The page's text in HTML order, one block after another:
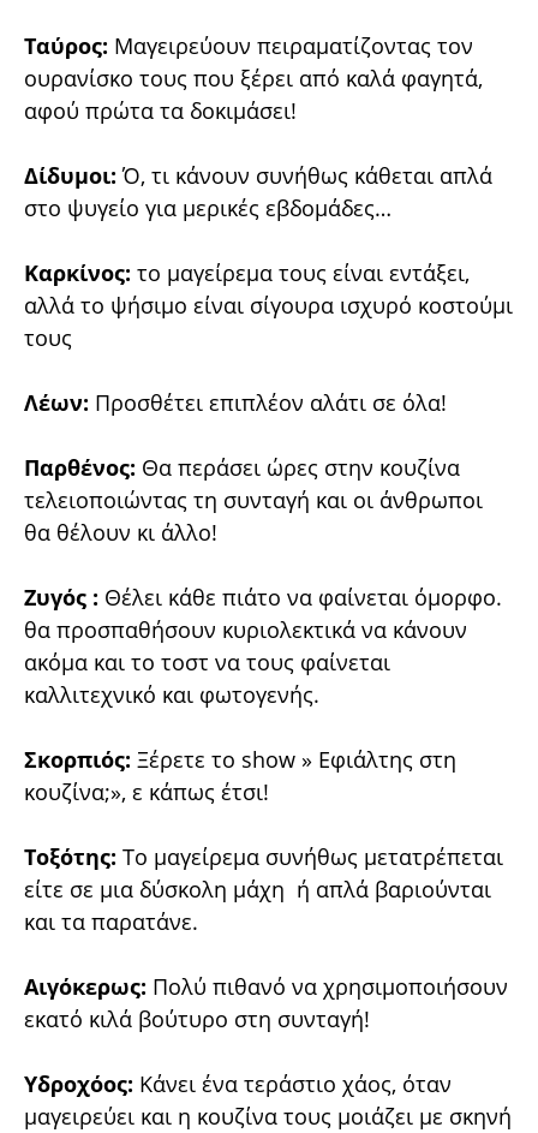
Ταύρος: Μαγειρεύουν πειραματίζοντας τον
ουρανίσκο τους που ξέρει από καλά φαγητά,
αφού πρώτα τα δοκιμάσει!
Δίδυμοι: Ό, τι κάνουν συνήθως κάθεται απλά
στο ψυγείο για μερικές εβδομάδες…
Καρκίνος: το μαγείρεμα τους είναι εντάξει,
αλλά το ψήσιμο είναι σίγουρα ισχυρό κοστούμι
τους
Λέων: Προσθέτει επιπλέον αλάτι σε όλα!
Παρθένος: Θα περάσει ώρες στην κουζίνα
τελειοποιώντας τη συνταγή και οι άνθρωποι
θα θέλουν κι άλλο!
Ζυγός : Θέλει κάθε πιάτο να φαίνεται όμορφο.
θα προσπαθήσουν κυριολεκτικά να κάνουν
ακόμα και το τοστ να τους φαίνεται
καλλιτεχνικό και φωτογενής.
Σκορπιός: Ξέρετε το show » Εφιάλτης στη
κουζίνα;», ε κάπως έτσι!
Τοξότης: Tο μαγείρεμα συνήθως μετατρέπεται
είτε σε μια δύσκολη μάχη ή απλά βαριούνται
και τα παρατάνε.
Αιγόκερως: Πολύ πιθανό να χρησιμοποιήσουν
εκατό κιλά βούτυρο στη συνταγή!
Υδροχόος: Κάνει ένα τεράστιο χάος, όταν
μαγειρεύει και η κουζίνα τους μοιάζει με σκηνή